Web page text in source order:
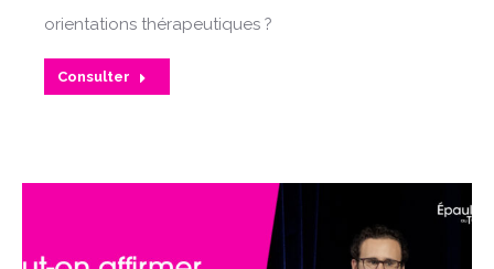
orientations thérapeutiques ?
Consulter